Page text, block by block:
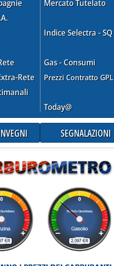
Rete
Mercato Tutelato
Indice Selectra - SQ
Gas - Consumi
Prezzi Contratto GPL
Today@
SEGNALAZIONI